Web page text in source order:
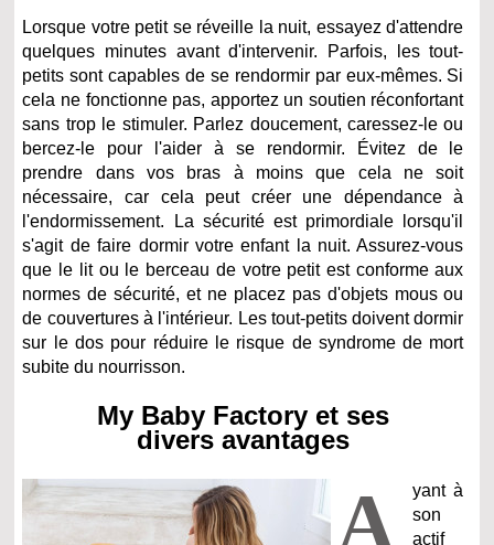
Lorsque votre petit se réveille la nuit, essayez d'attendre
quelques minutes avant d'intervenir. Parfois, les tout-
petits sont capables de se rendormir par eux-mêmes. Si
cela ne fonctionne pas, apportez un soutien réconfortant
sans trop le stimuler. Parlez doucement, caressez-le ou
bercez-le pour l'aider à se rendormir. Évitez de le
prendre dans vos bras à moins que cela ne soit
nécessaire, car cela peut créer une dépendance à
l'endormissement. La sécurité est primordiale lorsqu'il
s'agit de faire dormir votre enfant la nuit. Assurez-vous
que le lit ou le berceau de votre petit est conforme aux
normes de sécurité, et ne placez pas d'objets mous ou
de couvertures à l'intérieur. Les tout-petits doivent dormir
sur le dos pour réduire le risque de syndrome de mort
subite du nourrisson.
My Baby Factory et ses
divers avantages
A
yant à
son
actif